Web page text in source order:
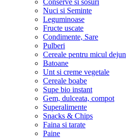
Conserve si sosuri
Nuci si Seminte
Leguminoase
Fructe uscate
Condimente, Sare
Pulberi
Cereale pentru micul dejun
Batoane
Unt si creme vegetale
Cereale boabe
Supe bio instant
Gem, dulceata, compot
Superalimente
Snacks & Chips
Faina si tarate
Paine